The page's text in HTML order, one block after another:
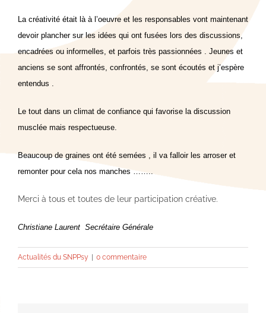
La créativité était là à l’oeuvre et les responsables vont maintenant
devoir plancher sur les idées qui ont fusées lors des discussions,
encadrées ou informelles, et parfois très passionnées . Jeunes et
anciens se sont affrontés, confrontés, se sont écoutés et j’espère
entendus .
Le tout dans un climat de confiance qui favorise la discussion
musclée mais respectueuse.
Beaucoup de graines ont été semées , il va falloir les arroser et
remonter pour cela nos manches ……..
Merci à tous et toutes de leur participation créative.
Christiane Laurent Secrétaire Générale
Actualités du SNPPsy 0 commentaire